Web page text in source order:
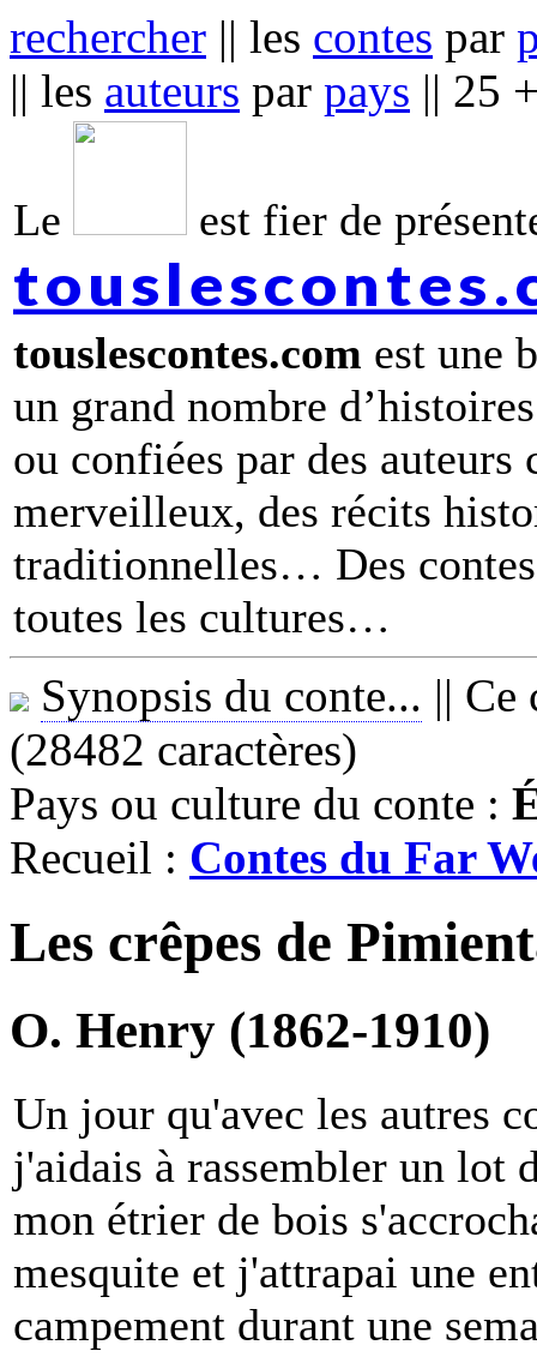
rechercher || les contes par
|| les auteurs par pays || 25
Le est fier de
touslescontes.com est une
un grand nombre
ou confiées par des
merveilleux, des récits
traditionnelles… Des
toutes les cultures
Synopsis du conte... || Ce
(28482 caractères)
Pays ou culture du conte :
Recueil : Contes du Far
Les crêpes de
O. Henry (1862-1910)
Un jour qu'avec les autres
j'aidais à rassembler un lot
mon étrier de bois
mesquite et j'attrapai une
campement durant une